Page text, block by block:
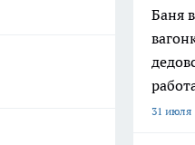
Баня
31 июля